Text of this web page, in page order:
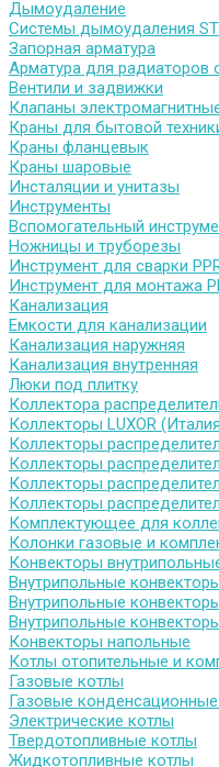
Дымоудаление
Системы дымоудаления
Запорная арматура
Арматура для радиаторов
Вентили и задвижки
Клапаны
Краны для бытовой
Краны фланцевык
Краны шаровые
Инсталяции и унитазы
Инструменты
Вспомогательный
Ножницы и труборезы
Инструмент для сварки
Инструмент для монтажа
Канализация
Емкости для канализации
Канализация наружняя
Канализация внутренняя
Люки под плитку
Коллектора
Коллекторы LUXOR
Коллекторы
Коллекторы
Коллекторы
Коллекторы
Комплектующее для
Колонки газовые и
Конвекторы
Внутрипольные
Внутрипольные
Внутрипольные
Конвекторы напольные
Котлы отопительные и
Газовые котлы
Газовые
Электрические котлы
Твердотопливные котлы
Жидкотопливные котлы